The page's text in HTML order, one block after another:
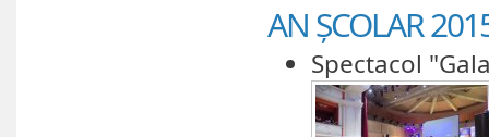
AN ȘCOLAR
Spectacol